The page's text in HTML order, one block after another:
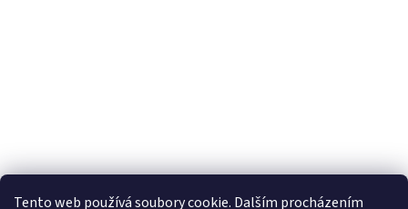
Tento web používá soubory cookie. Dalším procházením